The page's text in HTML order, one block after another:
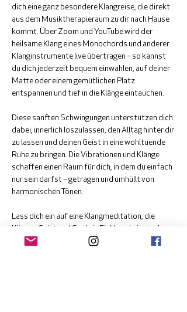
dich eine ganz besondere Klangreise, die direkt
aus dem Musiktherapieraum zu dir nach Hause
kommt. Über Zoom und YouTube wird der
heilsame Klang eines Monochords und anderer
Klanginstrumente live übertragen – so kannst
du dich jederzeit bequem einwählen, auf deiner
Matte oder einem gemütlichen Platz
entspannen und tief in die Klänge eintauchen.
Diese sanften Schwingungen unterstützen dich
dabei, innerlich loszulassen, den Alltag hinter dir
zu lassen und deinen Geist in eine wohltuende
Ruhe zu bringen. Die Vibrationen und Klänge
schaffen einen Raum für dich, in dem du einfach
nur sein darfst – getragen und umhüllt von
harmonischen Tönen.
Lass dich ein auf eine Klangmeditation, die
Körper, Geist und Seele in Einklang bringt, ohne
dass du dein Zuhause verlassen musst. Ich